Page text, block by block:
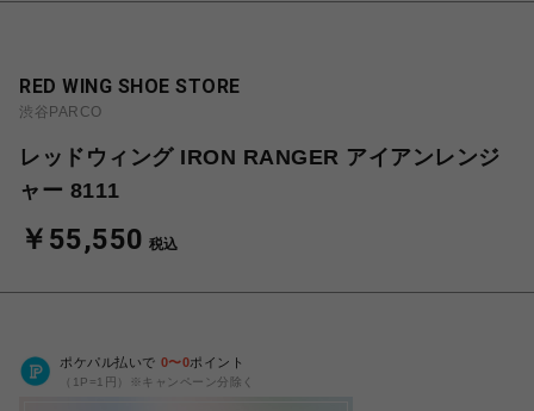
RED WING SHOE STORE
渋谷PARCO
レッドウィング IRON RANGER アイアンレンジ
ャー 8111
￥55,550 税込
ポケパル払いで 0〜0ポイント
（1P=1円）※キャンペーン分除く